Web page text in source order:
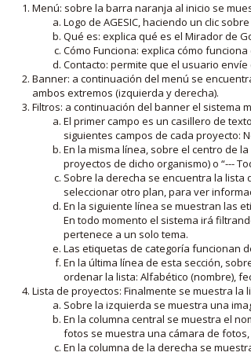
Menú: sobre la barra naranja al inicio se
Logo de AGESIC, haciendo un clic
Qué es: explica qué es el Mirador de
Cómo Funciona: explica cómo funciona
Contacto: permite que el usuario
Banner: a continuación del menú se
ambos extremos (izquierda y derecha).
Filtros: a continuación del banner el sistema
El primer campo es un casillero de
siguientes campos de cada proyecto:
En la misma línea, sobre el centro de
proyectos de dicho organismo) o “---
Sobre la derecha se encuentra la
seleccionar otro plan, para ver
En la siguiente línea se muestran las
En todo momento el sistema irá
pertenece a un solo tema.
Las etiquetas de categoría funcionan
En la última línea de esta sección,
ordenar la lista: Alfabético (nombre),
Lista de proyectos: Finalmente se muestra
Sobre la izquierda se muestra una
En la columna central se muestra el
fotos se muestra una cámara de
En la columna de la derecha se